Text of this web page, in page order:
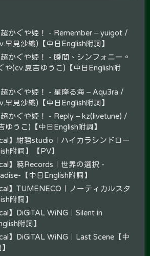
超かぐや姫！ - Remember – yuigot /
早見沙織)【中日English附詞】
超かぐや姫！ - 瞬間、シンフォニー。
や(cv.夏吉ゆうこ)【中日English附
超かぐや姫！ - 星降る海 – Aqu3ra /
早見沙織)【中日English附詞】
超かぐや姫！ - Reply – kz(livetune) /
ゆうこ)【中日English附詞】
】紺碧studio｜ハイカラシンドロー
附詞】【PV】
】暁Records｜世界の選択 -
【中日English附詞】
】TUMENECO｜ノーティカルスタ
附詞】
】DiGiTAL WiNG｜Silent in
附詞】
】DiGiTAL WiNG｜Last Scene【中